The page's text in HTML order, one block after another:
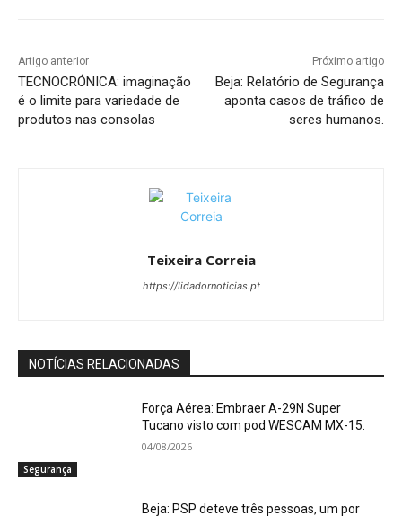
Artigo anterior
TECNOCRÓNICA: imaginação
é o limite para variedade de
produtos nas consolas
Próximo artigo
Beja: Relatório de Segurança
aponta casos de tráfico de
seres humanos.
Teixeira Correia
https://lidadornoticias.pt
NOTÍCIAS RELACIONADAS
Segurança
Força Aérea: Embraer A-29N Super
Tucano visto com pod WESCAM MX-15.
04/08/2026
Beja: PSP deteve três pessoas, um por